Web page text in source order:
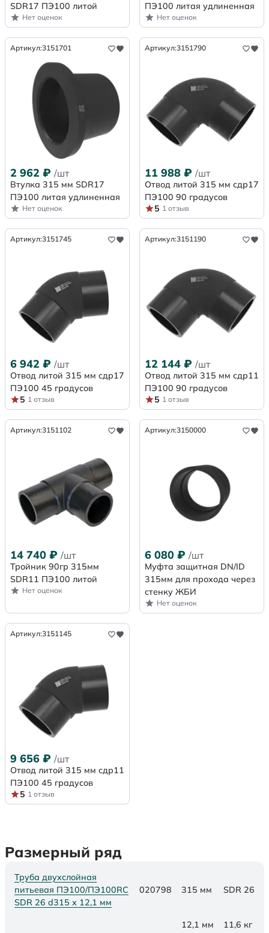
SDR17 ПЭ100 литой
Нет оценок
ПЭ100 литая удлиненная
Нет оценок
Артикул:3151701
2 962 ₽ /шт
Втулка 315 мм SDR17
ПЭ100 литая удлиненная
Нет оценок
Артикул:3151790
11 988 ₽ /шт
Отвод литой 315 мм сдр17
ПЭ100 90 градусов
5 1 отзыв
Артикул:3151745
6 942 ₽ /шт
Отвод литой 315 мм сдр17
ПЭ100 45 градусов
5 1 отзыв
Артикул:3151190
12 144 ₽ /шт
Отвод литой 315 мм сдр11
ПЭ100 90 градусов
5 1 отзыв
Артикул:3151102
14 740 ₽ /шт
Тройник 90гр 315мм
SDR11 ПЭ100 литой
Нет оценок
Артикул:3150000
6 080 ₽ /шт
Муфта защитная DN/ID
315мм для прохода через
стенку ЖБИ
Нет оценок
Артикул:3151145
9 656 ₽ /шт
Отвод литой 315 мм сдр11
ПЭ100 45 градусов
5 1 отзыв
Размерный ряд
Труба двухслойная
питьевая ПЭ100/ПЭ100RC
SDR 26 d315 х 12,1 мм
020798 315 мм SDR 26
12,1 мм 11,6 кг